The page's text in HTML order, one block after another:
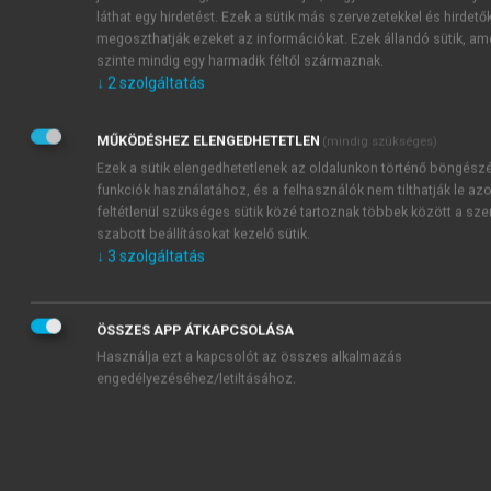
Az egyensúlyi megoszlási hányados minden fém
esetében eltérő módon változik a komplexképző
reagens – ez esetben a Cl
szerint. A különböző töltésű komplex ionok jellemző
stabilitási állandói[18]és az anioncserés megoszlási
függvények[19] [20]már ismertek. A legfontosabb
fémek esetében a10.20. ábratöbb egyensúlyi
kísérleti eredmény alapján rendszerezve mutatja a
jellemző anioncserés megoszlási függvényeket.
korrigálták[21].
láthat egy hirdetést. Ezek a sütik más szervezetekkel és
megoszthatják ezeket az információkat. Ezek állandó sütik,
szinte mindig egy harmadik féltől származnak.
↓ 2szolgáltatás
MŰKÖDÉSHEZ ELENGEDHETETLEN (mindig szükséges)
Ezek a sütik elengedhetetlenek az oldalunkon történő
funkciók használatához, és a felhasználók nem tilthatják le
feltétlenül szükséges sütik közé tartoznak többek között a
szabott beállításokat kezelő sütik.
↓ 3 szolgáltatás
ÖSSZES APP ÁTKAPCSOLÁSA
Használja ezt a kapcsolót az összes alkalmazás
engedélyezéséhez/letiltásához.